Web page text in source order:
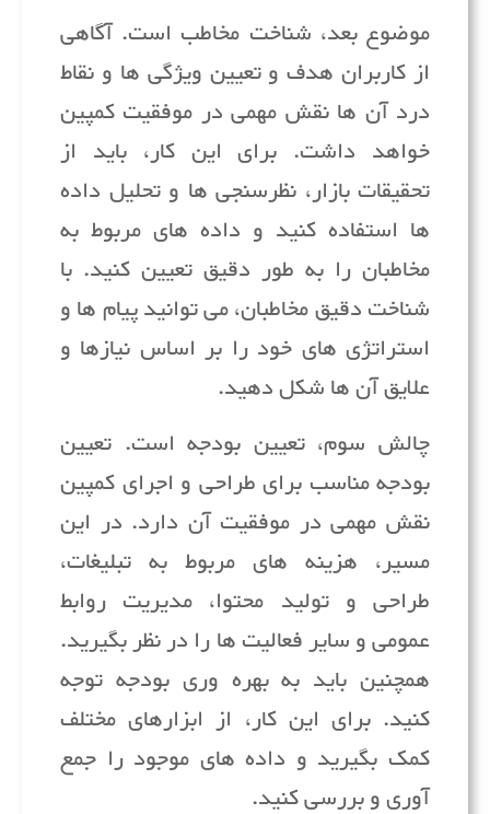
موضوع بعد، شناخت مخاطب است. آگاهی
از کاربران هدف و تعیین ویژگی ها و نقاط
درد آن ها نقش مهمی در موفقیت کمپین
خواهد داشت. برای این کار، باید از
تحقیقات بازار، نظرسنجی ها و تحلیل داده
ها استفاده کنید و داده های مربوط به
مخاطبان را به طور دقیق تعیین کنید. با
شناخت دقیق مخاطبان، می توانید پیام ها و
استراتژی های خود را بر اساس نیازها و
علایق آن ها شکل دهید.
چالش سوم، تعیین بودجه است. تعیین
بودجه مناسب برای طراحی و اجرای کمپین
نقش مهمی در موفقیت آن دارد. در این
مسیر، هزینه های مربوط به تبلیغات،
طراحی و تولید محتوا، مدیریت روابط
عمومی و سایر فعالیت ها را در نظر بگیرید.
همچنین باید به بهره وری بودجه توجه
کنید. برای این کار، از ابزارهای مختلف
کمک بگیرید و داده های موجود را جمع
آوری و بررسی کنید.